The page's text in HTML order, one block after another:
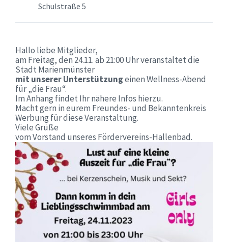
Schulstraße 5
Hallo liebe Mitglieder,
am Freitag, den 24.11. ab 21:00 Uhr veranstaltet die
Stadt Marienmünster
mit unserer Unterstützungeinen Wellness-Abend
für „die Frau“.
Im Anhang findet Ihr nähere Infos hierzu.
Macht gern in eurem Freundes- und Bekanntenkreis
Werbung für diese Veranstaltung.
Viele Grüße
vom Vorstand unseres Fördervereins-Hallenbad.